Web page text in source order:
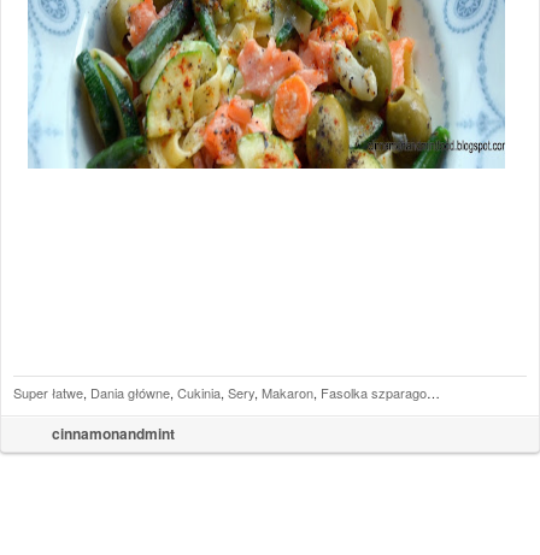
cinnamonandmint
Super łatwe, Dania główne, Cukinia, Sery, Makaron, Fasolka szparagowa